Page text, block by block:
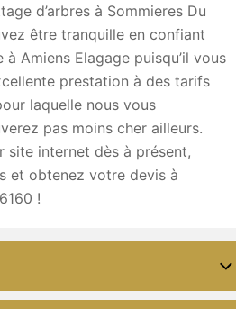
d’arbres à Sommieres Du
être tranquille en confiant
Amiens Elagage puisqu’il vous
prestation à des tarifs
laquelle nous vous
pas moins cher ailleurs.
site internet dès à présent,
et obtenez votre devis à
!